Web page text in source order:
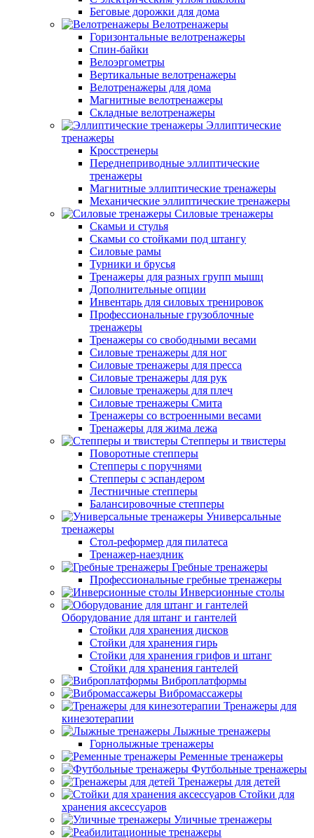
Беговые дорожки для дома
Велотренажеры
Горизонтальные велотренажеры
Спин-байки
Велоэргометры
Вертикальные велотренажеры
Велотренажеры для дома
Магнитные велотренажеры
Складные велотренажеры
Эллиптические
тренажеры
Кросстренеры
Переднеприводные эллиптические
тренажеры
Магнитные эллиптические тренажеры
Механические эллиптические тренажеры
Силовые тренажеры
Скамьи и стулья
Скамьи со стойками под штангу
Силовые рамы
Турники и брусья
Тренажеры для разных групп мышц
Дополнительные опции
Инвентарь для силовых тренировок
Профессиональные грузоблочные
тренажеры
Тренажеры со свободными весами
Силовые тренажеры для ног
Силовые тренажеры для пресса
Силовые тренажеры для рук
Силовые тренажеры для плеч
Силовые тренажеры Смита
Тренажеры со встроенными весами
Тренажеры для жима лежа
Степперы и твистеры
Поворотные степперы
Степперы с поручнями
Степперы с эспандером
Лестничные степперы
Балансировочные степперы
Универсальные
тренажеры
Стол-реформер для пилатеса
Тренажер-наездник
Гребные тренажеры
Профессиональные гребные тренажеры
Инверсионные столы
Оборудование для штанг и гантелей
Стойки для хранения дисков
Стойки для хранения гирь
Стойки для хранения грифов и штанг
Стойки для хранения гантелей
Виброплатформы
Вибромассажеры
Тренажеры для
кинезотерапии
Лыжные тренажеры
Горнолыжные тренажеры
Ременные тренажеры
Футбольные тренажеры
Тренажеры для детей
Стойки для
хранения аксессуаров
Уличные тренажеры